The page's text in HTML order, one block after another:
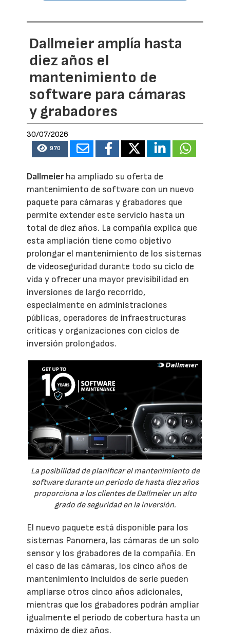
Dallmeier amplía hasta
diez años el
mantenimiento de
software para cámaras
y grabadores
30/07/2026
970
Dallmeierha ampliado su oferta de
mantenimiento de software con un nuevo
paquete para cámaras y grabadores que
permite extender este servicio hasta un
total de diez años. La compañía explica que
esta ampliación tiene como objetivo
prolongar el mantenimiento de los sistemas
de videoseguridad durante todo su ciclo de
vida y ofrecer una mayor previsibilidad en
inversiones de largo recorrido,
especialmente en administraciones
públicas, operadores de infraestructuras
críticas y organizaciones con ciclos de
inversión prolongados.
La posibilidad de planificar el mantenimiento de
software durante un periodo de hasta diez años
proporciona a los clientes de Dallmeier un alto
grado de seguridad en la inversión.
El nuevo paquete está disponible para los
sistemas Panomera, las cámaras de un solo
sensor y los grabadores de la compañía. En
el caso de las cámaras, los cinco años de
mantenimiento incluidos de serie pueden
ampliarse otros cinco años adicionales,
mientras que los grabadores podrán ampliar
igualmente el periodo de cobertura hasta un
máximo de diez años.